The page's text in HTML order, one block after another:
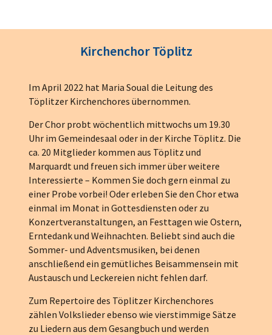
Kirchenchor Töplitz
Im April 2022 hat Maria Soual die Leitung des
Töplitzer Kirchenchores übernommen.
Der Chor probt wöchentlich mittwochs um 19.30
Uhr im Gemeindesaal oder in der Kirche Töplitz. Die
ca. 20 Mitglieder kommen aus Töplitz und
Marquardt und freuen sich immer über weitere
Interessierte – Kommen Sie doch gern einmal zu
einer Probe vorbei! Oder erleben Sie den Chor etwa
einmal im Monat in Gottesdiensten oder zu
Konzertveranstaltungen, an Festtagen wie Ostern,
Erntedank und Weihnachten. Beliebt sind auch die
Sommer- und Adventsmusiken, bei denen
anschließend ein gemütliches Beisammensein mit
Austausch und Leckereien nicht fehlen darf.
Zum Repertoire des Töplitzer Kirchenchores
zählen Volkslieder ebenso wie vierstimmige Sätze
zu Liedern aus dem Gesangbuch und werden